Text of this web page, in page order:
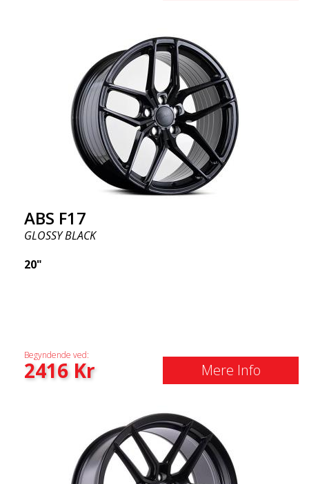
ABS F17
GLOSSY BLACK
20"
Begyndende ved:
2416Kr Mere Info